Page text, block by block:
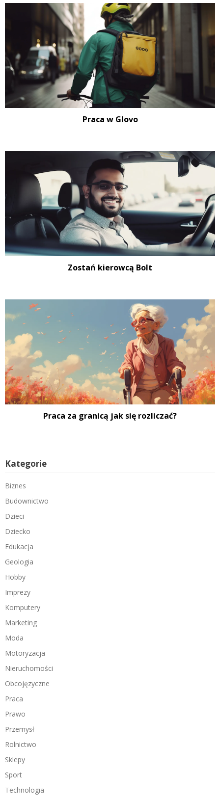
Praca w Glovo
Zostań kierowcą Bolt
Praca za granicą jak się rozliczać?
Kategorie
Biznes
Budownictwo
Dzieci
Dziecko
Edukacja
Geologia
Hobby
Imprezy
Komputery
Marketing
Moda
Motoryzacja
Nieruchomości
Obcojęzyczne
Praca
Prawo
Przemysł
Rolnictwo
Sklepy
Sport
Technologia